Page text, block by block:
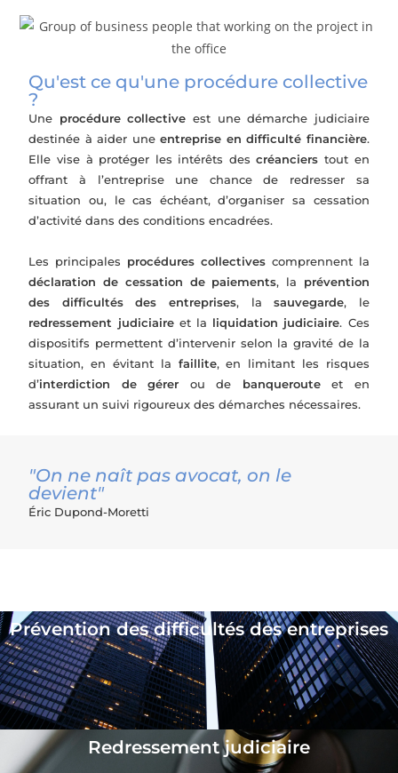
Qu'est ce qu'une procédure collective
?
Une procédure collective est une démarche judiciaire
destinée à aider uneentreprise en difficulté financière.
Elle vise à protéger les intérêts descréanciers tout en
offrant à l’entreprise une chance de redresser sa
situation ou, le cas échéant, d’organiser sa cessation
d’activité dans des conditions encadrées.
Les principales procédures collectivescomprennent la
déclaration de cessation de paiements, la prévention
des difficultés des entreprises, lasauvegarde, le
redressement judiciaireet la liquidation judiciaire. Ces
dispositifs permettent d’intervenir selon la gravité de la
situation, en évitant la faillite, en limitant les risques
d’interdiction de gérer ou de banquerouteet en
assurant un suivi rigoureux des démarches nécessaires.
"On ne naît pas avocat, on le
devient"
Éric Dupond-Moretti
Prévention des difficultés des entreprises
Redressement judiciaire